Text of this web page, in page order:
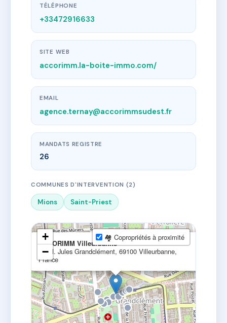
TÉLÉPHONE
+33472916633
SITE WEB
accorimm.la-boite-immo.com/
EMAIL
agence.ternay@accorimmsudest.fr
MANDATS REGISTRE
26
COMMUNES D'INTERVENTION (2)
Mions Saint-Priest
ACCORIMM Villeurbanne
23 Pl. Jules Grandclément, 69100 Villeurbanne,
France
+
−
🏘 Copropriétés à proximité